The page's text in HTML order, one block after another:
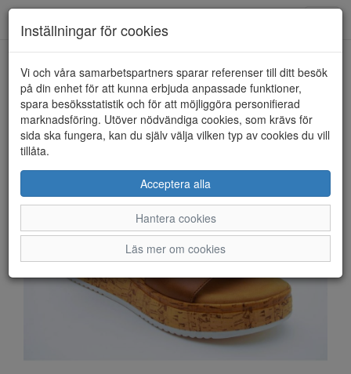
HEM GABOR
Inställningar för cookies
Vi och våra samarbetspartners sparar referenser till ditt besök
på din enhet för att kunna erbjuda anpassade funktioner,
spara besöksstatistik och för att möjliggöra personifierad
marknadsföring. Utöver nödvändiga cookies, som krävs för
sida ska fungera, kan du själv välja vilken typ av cookies du vill
tillåta.
Acceptera alla
Hantera cookies
Läs mer om cookies